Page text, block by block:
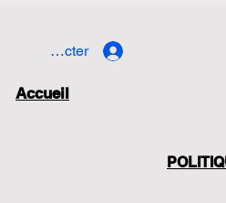
Accueil
Se connecter